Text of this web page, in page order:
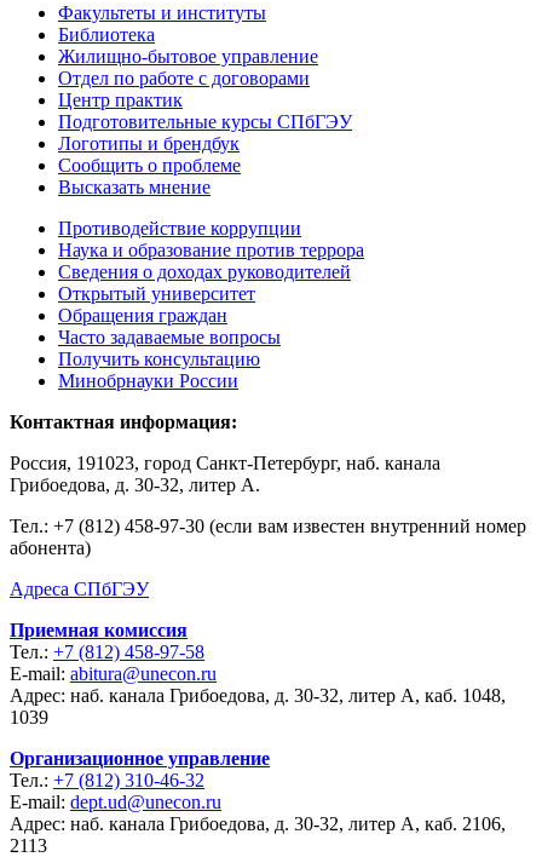
Факультеты и институты
Библиотека
Жилищно-бытовое управление
Отдел по работе с договорами
Центр практик
Подготовительные курсы СПбГЭУ
Логотипы и брендбук
Сообщить о проблеме
Высказать мнение
Противодействие коррупции
Наука и образование против террора
Сведения о доходах руководителей
Открытый университет
Обращения граждан
Часто задаваемые вопросы
Получить консультацию
Минобрнауки России
Контактная информация:
Россия, 191023, город Санкт-Петербург, наб. канала
Грибоедова, д. 30-32, литер А.
Тел.: +7 (812) 458-97-30 (если вам известен внутренний номер
абонента)
Адреса СПбГЭУ
Приемная комиссия
Тел.: +7 (812) 458-97-58
E-mail: abitura@unecon.ru
Адрес: наб. канала Грибоедова, д. 30-32, литер А, каб. 1048,
1039
Организационное управление
Тел.: +7 (812) 310-46-32
E-mail: dept.ud@unecon.ru
Адрес: наб. канала Грибоедова, д. 30-32, литер А, каб. 2106,
2113